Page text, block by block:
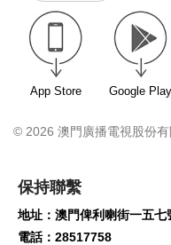
App Store Google Play
© 2026 澳門廣播電視股份
保持聯繫
地址：澳門俾利喇街一五
電話：28517758